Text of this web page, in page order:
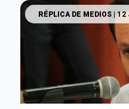
RÉPLICA DE MEDIOS| 12